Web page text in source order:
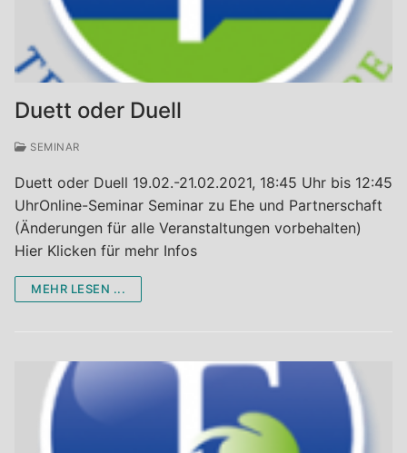
Duett oder Duell
SEMINAR
Duett oder Duell 19.02.-21.02.2021, 18:45 Uhr bis 12:45
UhrOnline-Seminar Seminar zu Ehe und Partnerschaft
(Änderungen für alle Veranstaltungen vorbehalten)
Hier Klicken für mehr Infos
MEHR LESEN ...